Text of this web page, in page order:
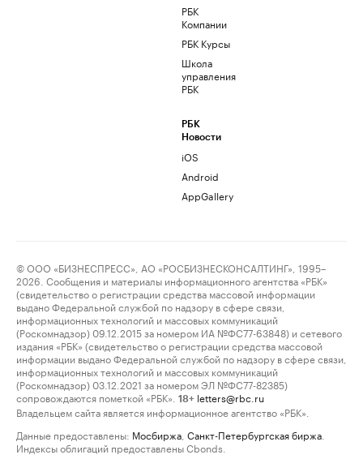
РБК
Компании
РБК Курсы
Школа
управления
РБК
РБК
Новости
iOS
Android
AppGallery
© ООО «БИЗНЕСПРЕСС», АО «РОСБИЗНЕСКОНСАЛТИНГ», 1995–
2026. Сообщения и материалы информационного агентства «РБК»
(свидетельство о регистрации средства массовой информации
выдано Федеральной службой по надзору в сфере связи,
информационных технологий и массовых коммуникаций
(Роскомнадзор) 09.12.2015 за номером ИА №ФС77-63848) и сетевого
издания «РБК» (свидетельство о регистрации средства массовой
информации выдано Федеральной службой по надзору в сфере связи,
информационных технологий и массовых коммуникаций
(Роскомнадзор) 03.12.2021 за номером ЭЛ №ФС77-82385)
сопровождаются пометкой «РБК».
18+ letters@rbc.ru
Владельцем сайта является информационное агентство «РБК».
Данные предоставлены: Мосбиржа Санкт-Петербургская биржа
Индексы облигаций предоставлены Cbonds.